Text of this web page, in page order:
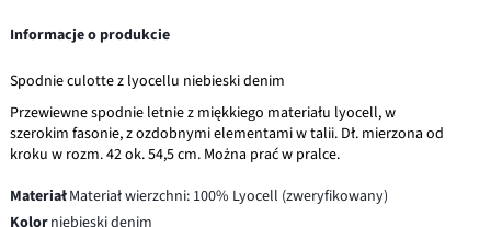
Informacje o produkcie
Spodnie culotte z lyocellu niebieski denim
Przewiewne spodnie letnie z miękkiego materiału lyocell, w
szerokim fasonie, z ozdobnymi elementami w talii. Dł. mierzona od
kroku w rozm. 42 ok. 54,5 cm. Można prać w pralce.
MateriałMateriał wierzchni: 100% Lyocell (zweryfikowany)
Kolorniebieski denim